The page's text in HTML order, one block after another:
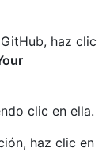
haz clic
clic en ella.
haz clic en